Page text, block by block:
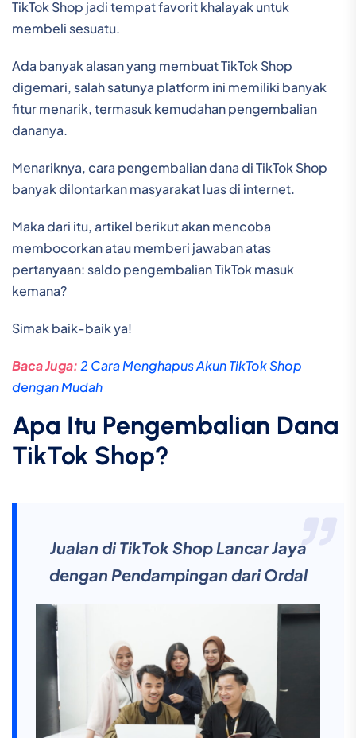
TikTok Shop jadi tempat favorit khalayak untuk
membeli sesuatu.
Ada banyak alasan yang membuat TikTok Shop
digemari, salah satunya platform ini memiliki banyak
fitur menarik, termasuk kemudahan pengembalian
dananya.
Menariknya, cara pengembalian dana di TikTok Shop
banyak dilontarkan masyarakat luas di internet.
Maka dari itu, artikel berikut akan mencoba
membocorkan atau memberi jawaban atas
pertanyaan: saldo pengembalian TikTok masuk
kemana?
Simak baik-baik ya!
Baca Juga: 2 Cara Menghapus Akun TikTok Shop
dengan Mudah
Apa Itu Pengembalian Dana
TikTok Shop?
Jualan di TikTok Shop Lancar Jaya
dengan Pendampingan dari Ordal